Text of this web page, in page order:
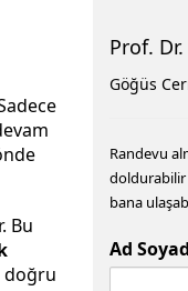
Bu
doğru
Prof.
Göğüs
Randevu
doldurabilir
bana
Ad Soyad